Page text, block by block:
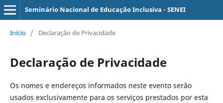
Seminário Nacional de Educação Inclusiva - SENEI
Início / Declaração de Privacidade
Declaração de Privacidade
Os nomes e endereços informados neste evento serão
usados exclusivamente para os serviços prestados por esta